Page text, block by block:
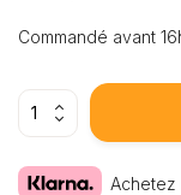
Commandé avant
Achetez